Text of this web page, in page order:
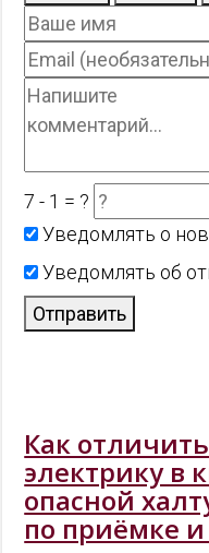
7 - 1 = ?
Уведомлять о
Уведомлять об
Отправить
Как
электрику в
опасной
по приёмке